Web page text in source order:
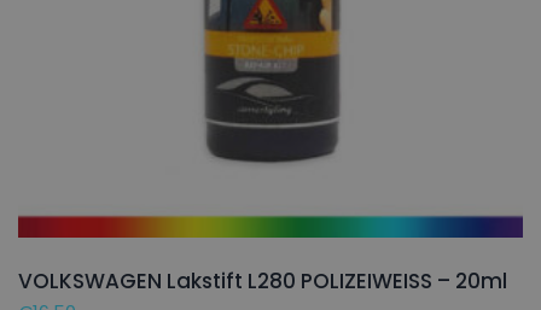
VOLKSWAGEN Lakstift L280 POLIZEIWEISS – 20ml